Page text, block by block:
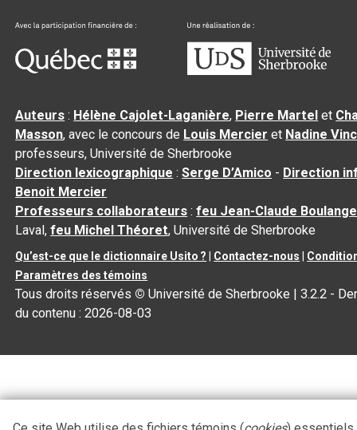
Auteurs : Hélène Cajolet-Laganière, Pierre Martel et
Masson, avec le concours de Louis Mercier et Nadine
professeurs, Université de Sherbrooke
Direction lexicographique :Serge D’Amico - Direction
Benoit Mercier
Professeurs collaborateurs :feu Jean-Claude
Laval,feu Michel Théoret, Université de Sherbrooke
Qu’est-ce que le dictionnaire Usito ? Contactez-nous
Paramètres des témoins
Tous droits réservés © Université de Sherbrooke |3.2.2 -
du contenu :2026-08-03